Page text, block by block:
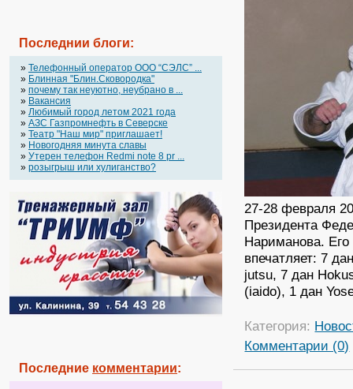
Последнии блоги:
» Телефонный оператор OOO “СЭЛС” ...
» Блинная "Блин.Сковородка"
» почему так неуютно, неубрано в ...
» Вакансия
» Любимый город летом 2021 года
» АЗС Газпромнефть в Северске
» Театр "Наш мир" приглашает!
» Новогодняя минута славы
» Утерен телефон Redmi note 8 pr ...
» розыгрыш или хулиганство?
Последние комментарии:
27-28 февраля
Президента
Нариманова. Его
впечатляет: 7
jutsu, 7 дан
(iaido), 1 дан
Категория:
Комментарии (0)